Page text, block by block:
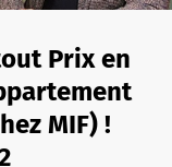
Prix en
MIF) !